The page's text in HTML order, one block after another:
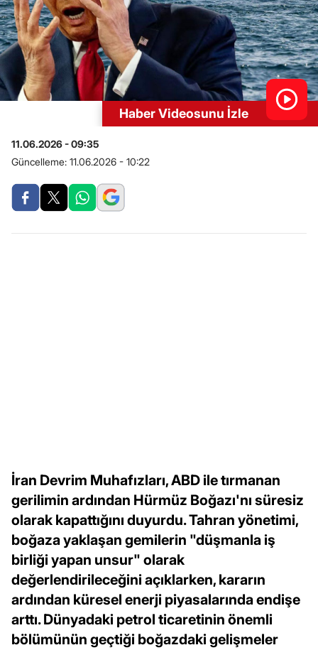
Haber Videosunu İzle
11.06.2026 - 09:35
Güncelleme: 11.06.2026 - 10:22
İran Devrim Muhafızları, ABD ile tırmanan
gerilimin ardından Hürmüz Boğazı'nı süresiz
olarak kapattığını duyurdu. Tahran yönetimi,
boğaza yaklaşan gemilerin "düşmanla iş
birliği yapan unsur" olarak
değerlendirileceğini açıklarken, kararın
ardından küresel enerji piyasalarında endişe
arttı. Dünyadaki petrol ticaretinin önemli
bölümünün geçtiği boğazdaki gelişmeler